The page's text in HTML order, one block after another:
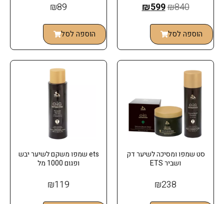
₪840
₪599
הוספה לסל
₪89
הוספה לסל
סט שמפו ומסיכה לשיער דק
ושביר ETS
₪238
ets שמפו משקם לשיער יבש
ופגום 1000 מל
₪119